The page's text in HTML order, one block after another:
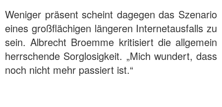
Weniger präsent scheint dagegen das Szenario
eines großflächigen längeren Internetausfalls zu
sein. Albrecht Broemme kritisiert die allgemein
herrschende Sorglosigkeit. „Mich wundert, dass
noch nicht mehr passiert ist.“